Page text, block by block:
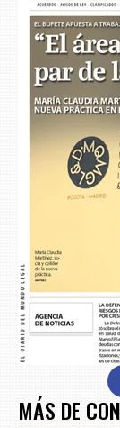
MÁS DE